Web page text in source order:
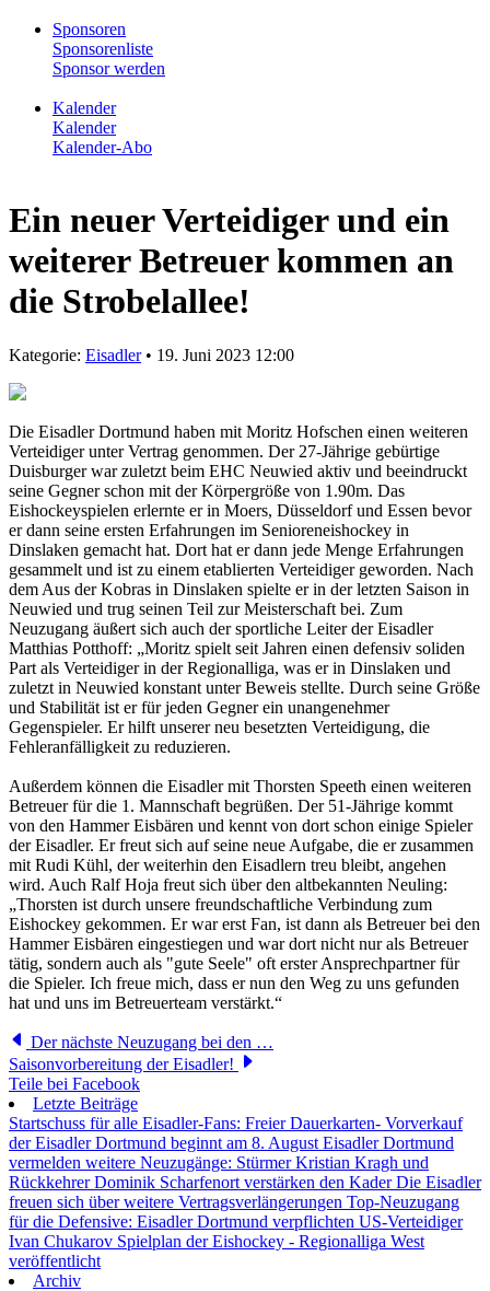
Sponsoren
Sponsorenliste
Sponsor werden
Kalender
Kalender
Kalender-Abo
Ein neuer Verteidiger und ein
weiterer Betreuer kommen an
die Strobelallee!
Kategorie: Eisadler• 19. Juni 2023 12:00
Die Eisadler Dortmund haben mit Moritz Hofschen einen weiteren
Verteidiger unter Vertrag genommen. Der 27-Jährige gebürtige
Duisburger war zuletzt beim EHC Neuwied aktiv und beeindruckt
seine Gegner schon mit der Körpergröße von 1.90m. Das
Eishockeyspielen erlernte er in Moers, Düsseldorf und Essen bevor
er dann seine ersten Erfahrungen im Senioreneishockey in
Dinslaken gemacht hat. Dort hat er dann jede Menge Erfahrungen
gesammelt und ist zu einem etablierten Verteidiger geworden. Nach
dem Aus der Kobras in Dinslaken spielte er in der letzten Saison in
Neuwied und trug seinen Teil zur Meisterschaft bei. Zum
Neuzugang äußert sich auch der sportliche Leiter der Eisadler
Matthias Potthoff: „Moritz spielt seit Jahren einen defensiv soliden
Part als Verteidiger in der Regionalliga, was er in Dinslaken und
zuletzt in Neuwied konstant unter Beweis stellte. Durch seine Größe
und Stabilität ist er für jeden Gegner ein unangenehmer
Gegenspieler. Er hilft unserer neu besetzten Verteidigung, die
Fehleranfälligkeit zu reduzieren.
Außerdem können die Eisadler mit Thorsten Speeth einen weiteren
Betreuer für die 1. Mannschaft begrüßen. Der 51-Jährige kommt
von den Hammer Eisbären und kennt von dort schon einige Spieler
der Eisadler. Er freut sich auf seine neue Aufgabe, die er zusammen
mit Rudi Kühl, der weiterhin den Eisadlern treu bleibt, angehen
wird. Auch Ralf Hoja freut sich über den altbekannten Neuling:
„Thorsten ist durch unsere freundschaftliche Verbindung zum
Eishockey gekommen. Er war erst Fan, ist dann als Betreuer bei den
Hammer Eisbären eingestiegen und war dort nicht nur als Betreuer
tätig, sondern auch als "gute Seele" oft erster Ansprechpartner für
die Spieler. Ich freue mich, dass er nun den Weg zu uns gefunden
hat und uns im Betreuerteam verstärkt.“
Der nächste Neuzugang bei den …
Saisonvorbereitung der Eisadler!
Teile bei Facebook
Letzte Beiträge
Startschuss für alle Eisadler-Fans: Freier Dauerkarten- Vorverkauf
der Eisadler Dortmund beginnt am 8. August Eisadler Dortmund
vermelden weitere Neuzugänge: Stürmer Kristian Kragh und
Rückkehrer Dominik Scharfenort verstärken den KaderDie Eisadler
freuen sich über weitere Vertragsverlängerungen Top-Neuzugang
für die Defensive: Eisadler Dortmund verpflichten US-Verteidiger
Ivan Chukarov Spielplan der Eishockey - Regionalliga West
veröffentlicht
Archiv